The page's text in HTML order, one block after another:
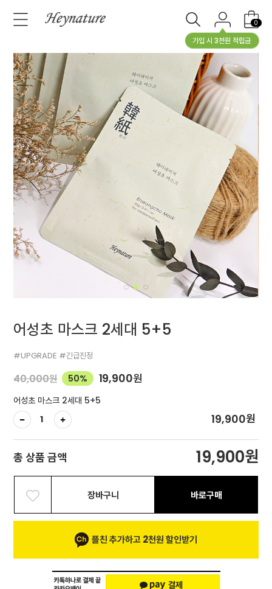
가입 시 3천원 적립금
0
어성초 마스크 2세대 5+5
#UPGRADE #긴급진정
40,000원 50% 19,900원
어성초 마스크 2세대 5+5
19,900원
총 상품 금액 19,900원
장바구니 바로구매
플친 추가하고 2천원 할인받기